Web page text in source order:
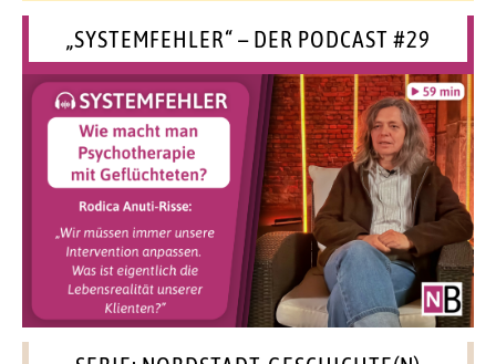
„SYSTEMFEHLER“ – DER PODCAST #29